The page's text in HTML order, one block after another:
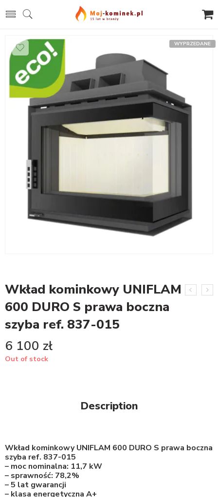
WYPRZEDANE
Wkład kominkowy UNIFLAM
600 DURO S prawa boczna
szyba ref. 837-015
6 100 zł
Out of stock
Description
Wkład kominkowy UNIFLAM 600 DURO S prawa boczna
szyba ref. 837-015
– moc nominalna: 11,7 kW
– sprawność: 78,2%
– 5 lat gwarancji
– klasa energetyczna A+